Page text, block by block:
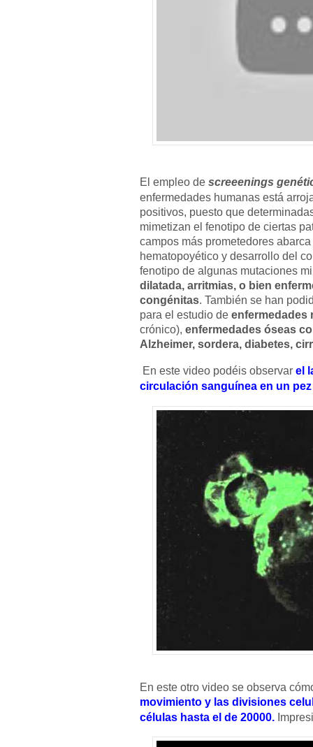
El empleo de screeenings
enfermedades humanas está
positivos, puesto que
mimetizan el fenotipo de ciertas
campos más prometedores
hematopoyético y desarrollo del
fenotipo de algunas mutaciones
dilatada, arritmias, o bien
congénitas. También se han
para el estudio de enfermedades
crónico), enfermedades óseas
Alzheimer, sordera, diabetes,
En este video podéis observar el
circulación sanguínea en un
En este otro video se observa
movimiento y las divisiones
células hasta el de 20000.